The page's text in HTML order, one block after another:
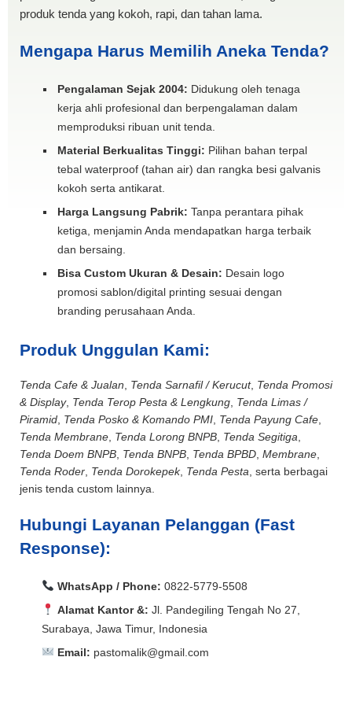
produk tenda yang kokoh, rapi, dan tahan lama.
Mengapa Harus Memilih Aneka Tenda?
Pengalaman Sejak 2004: Didukung oleh tenaga
kerja ahli profesional dan berpengalaman dalam
memproduksi ribuan unit tenda.
Material Berkualitas Tinggi: Pilihan bahan terpal
tebal waterproof (tahan air) dan rangka besi galvanis
kokoh serta antikarat.
Harga Langsung Pabrik: Tanpa perantara pihak
ketiga, menjamin Anda mendapatkan harga terbaik
dan bersaing.
Bisa Custom Ukuran & Desain: Desain logo
promosi sablon/digital printing sesuai dengan
branding perusahaan Anda.
Produk Unggulan Kami:
Tenda Cafe & Jualan Tenda Sarnafil / Kerucut, Tenda Promosi
& Display, Tenda Terop Pesta & Lengkung Tenda Limas /
Piramid Tenda Posko & Komando PMI Tenda Payung Cafe
Tenda Membrane Tenda Lorong BNPB Tenda Segitiga
Tenda Doem BNPB Tenda BNPB Tenda BPBD Membrane
Tenda Roder Tenda Dorokepek, Tenda Pesta , serta berbagai
jenis tenda custom lainnya.
Hubungi Layanan Pelanggan (Fast
Response):
WhatsApp / Phone: 0822-5779-5508
Alamat Kantor &: Jl. Pandegiling Tengah No 27,
Surabaya, Jawa Timur, Indonesia
Email: pastomalik@gmail.com